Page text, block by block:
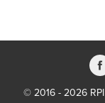
© 2016 - 2026